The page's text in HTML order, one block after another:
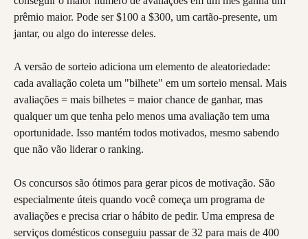
prêmio maior. Pode ser $100 a $300, um cartão-presente, um
jantar, ou algo do interesse deles.
A versão de sorteio adiciona um elemento de aleatoriedade:
cada avaliação coleta um "bilhete" em um sorteio mensal. Mais
avaliações = mais bilhetes = maior chance de ganhar, mas
qualquer um que tenha pelo menos uma avaliação tem uma
oportunidade. Isso mantém todos motivados, mesmo sabendo
que não vão liderar o ranking.
Os concursos são ótimos para gerar picos de motivação. São
especialmente úteis quando você começa um programa de
avaliações e precisa criar o hábito de pedir. Uma empresa de
serviços domésticos conseguiu passar de 32 para mais de 400